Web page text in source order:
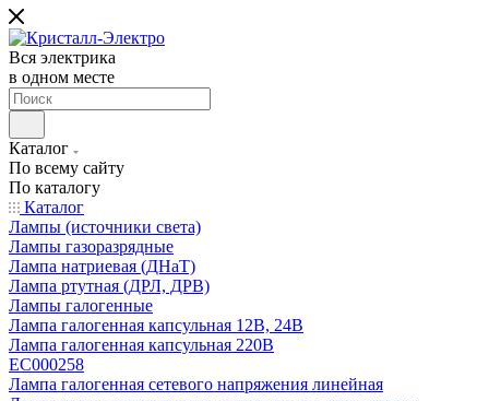
Вся электрика
в одном месте
Каталог
По всему сайту
По каталогу
Каталог
Лампы (источники света)
Лампы газоразрядные
Лампа натриевая (ДНаТ)
Лампа ртутная (ДРЛ, ДРВ)
Лампы галогенные
Лампа галогенная капсульная 12В, 24В
Лампа галогенная капсульная 220В
EC000258
Лампа галогенная сетевого напряжения линейная